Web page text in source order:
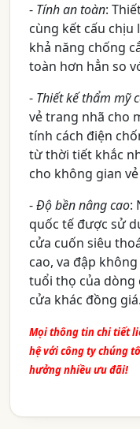
- Tính an toàn:
cùng kết cấu chịu
khả năng chống
toàn hơn hẳn so
- Thiết kế thẩm mỹ
vẻ trang nhã cho
tính cách điện
từ thời tiết khắc
cho không gian
-Độ bền nâng cao:
quốc tế được sử
cửa cuốn siêu
cao, va đập
tuổi thọ của dòng
cửa khác đồng giá.
Mọi thông tin chi tiết
hệ với công ty chúng
hưởng nhiều ưu đãi!